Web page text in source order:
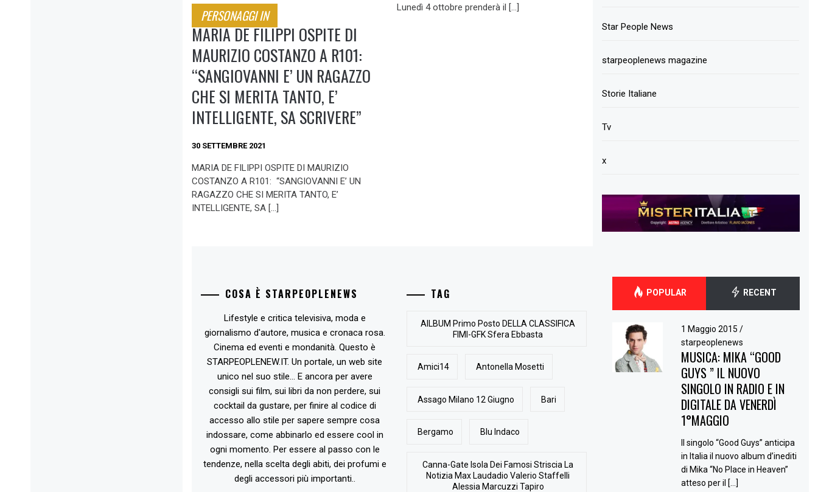
Lunedì 4 ottobre prenderà il […]
PERSONAGGI IN
MARIA DE FILIPPI OSPITE DI
MAURIZIO COSTANZO A R101:
“SANGIOVANNI E’ UN RAGAZZO
CHE SI MERITA TANTO, E’
INTELLIGENTE, SA SCRIVERE”
30 SETTEMBRE 2021
MARIA DE FILIPPI OSPITE DI MAURIZIO
COSTANZO A R101: “SANGIOVANNI E’ UN
RAGAZZO CHE SI MERITA TANTO, E’
INTELLIGENTE, SA […]
Star People News
starpeoplenews magazine
Storie Italiane
Tv
x
COSA È STARPEOPLENEWS
Lifestyle e critica televisiva, moda e
giornalismo d'autore, musica e cronaca rosa.
Cinema ed eventi e mondanità. Questo è
STARPEOPLENEW.IT. Un portale, un web site
unico nel suo stile... E ancora per avere
consigli sui film, sui libri da non perdere, sui
cocktail da gustare, per finire al codice di
accesso allo stile per sapere sempre cosa
indossare, come abbinarlo ed essere cool in
ogni momento. Per essere al passo con le
tendenze, nella scelta degli abiti, dei profumi e
degli accessori più importanti..
TAG
AlLBUM Primo Posto DELLA CLASSIFICA
FIMI-GFK Sfera Ebbasta
Amici14 Antonella Mosetti
Assago Milano 12 Giugno Bari
Bergamo Blu Indaco
Canna-Gate Isola Dei Famosi Striscia La
Notizia Max Laudadio Valerio Staffelli
Alessia Marcuzzi Tapiro
POPULAR RECENT
1 Maggio 2015 /
starpeoplenews
MUSICA: MIKA “GOOD
GUYS ” IL NUOVO
SINGOLO IN RADIO E IN
DIGITALE DA VENERDÌ
1°MAGGIO
Il singolo “Good Guys” anticipa
in Italia il nuovo album d’inediti
di Mika “No Place in Heaven”
atteso per il […]